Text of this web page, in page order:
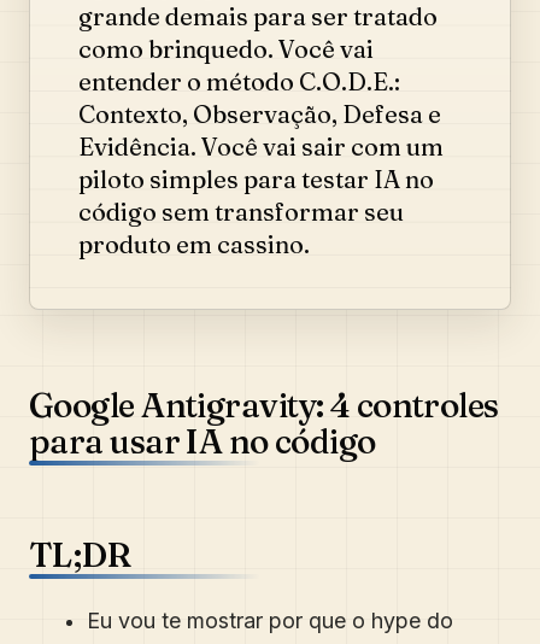
grande demais para ser tratado
como brinquedo. Você vai
entender o método C.O.D.E.:
Contexto, Observação, Defesa e
Evidência. Você vai sair com um
piloto simples para testar IA no
código sem transformar seu
produto em cassino.
Google Antigravity: 4 controles
para usar IA no código
TL;DR
Eu vou te mostrar por que o hype do